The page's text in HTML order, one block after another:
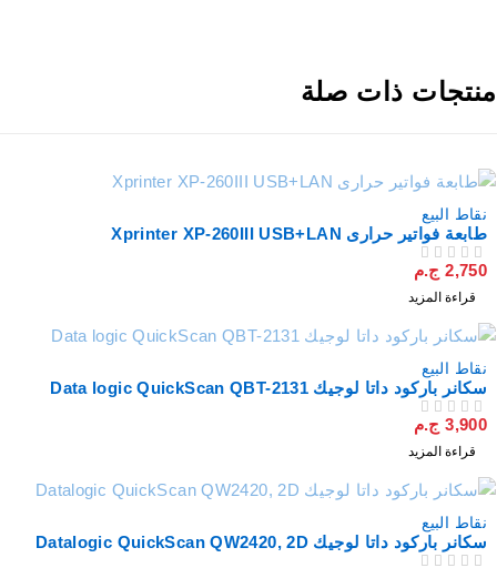
ذات صلة
نقاط البيع
طابعة فواتير حرارى Xprinter XP-260III USB+LAN
2,750 ج.م
قراءة المزيد
نقاط البيع
سكانر باركود داتا لوجيك Data logic QuickScan QBT-2131
3,900 ج.م
قراءة المزيد
نقاط البيع
سكانر باركود داتا لوجيك Datalogic QuickScan QW2420, 2D